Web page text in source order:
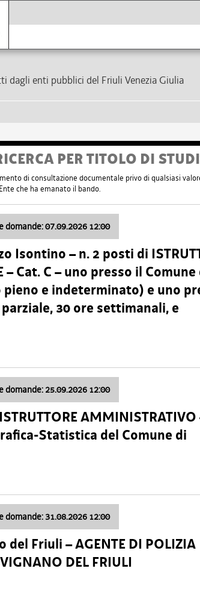
dagli enti pubblici del Friuli Venezia Giulia
PER TITOLO DI
di consultazione documentale privo di qualsiasi
che ha emanato il bando.
domande: 07.09.2026 12:00
Isontino – n. 2 posti di
Cat. C – uno presso il
pieno e indeterminato) e uno
30 ore settimanali, e
domande: 25.09.2026 12:00
AMMINISTRATIVO
Statistica del Comune di
domande: 31.08.2026 12:00
Friuli – AGENTE DI POLIZIA
DEL FRIULI